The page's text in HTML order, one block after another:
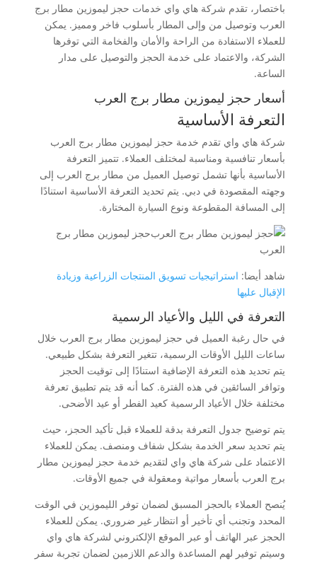
باختصار، تقدم شركة هاي واي خدمات حجز ليموزين مطار برج
العرب وتوصيل من وإلى المطار بأسلوب فاخر ومميز. يمكن
للعملاء الاستفادة من الراحة والأمان والفخامة التي توفرها
الشركة، والاعتماد على خدمة الحجز والتوصيل على مدار
الساعة.
أسعار حجز ليموزين مطار برج العرب
التعرفة الأساسية
شركة هاي واي تقدم خدمة حجز ليموزين مطار برج العرب
بأسعار تنافسية ومناسبة لمختلف العملاء. تتميز التعرفة
الأساسية بأنها تشمل توصيل العميل من مطار برج العرب إلى
وجهته المقصودة في دبي. يتم تحديد التعرفة الأساسية استنادًا
إلى المسافة المقطوعة ونوع السيارة المختارة.
حجز ليموزين مطار برج
العرب
شاهد أيضا: استراتيجيات تسويق المنتجات الزراعية وزيادة
الإقبال عليها
التعرفة في الليل والأعياد الرسمية
في حال رغبة العميل في حجز ليموزين مطار برج العرب خلال
ساعات الليل الأوقات الرسمية، تتغير التعرفة بشكل طبيعي.
يتم تحديد هذه التعرفة الإضافية استنادًا إلى توقيت الحجز
وتوافر السائقين في هذه الفترة. كما أنه قد يتم تطبيق تعرفة
مختلفة خلال الأعياد الرسمية كعيد الفطر أو عيد الأضحى.
يتم توضيح جدول التعرفة بدقة للعملاء قبل تأكيد الحجز، حيث
يتم تحديد سعر الخدمة بشكل شفاف ومنصف. يمكن للعملاء
الاعتماد على شركة هاي واي لتقديم خدمة حجز ليموزين مطار
برج العرب بأسعار مواتية ومعقولة في جميع الأوقات.
يُنصح العملاء بالحجز المسبق لضمان توفر الليموزين في الوقت
المحدد وتجنب أي تأخير أو انتظار غير ضروري. يمكن للعملاء
الحجز عبر الهاتف أو عبر الموقع الإلكتروني لشركة هاي واي
وسيتم توفير لهم المساعدة والدعم اللازمين لضمان تجربة سفر